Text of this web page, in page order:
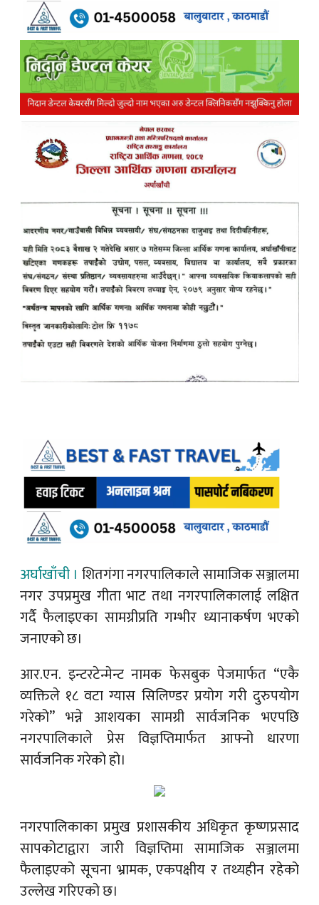
अर्घाखाँची । शितगंगा नगरपालिकाले सामाजिक सञ्जालमा
नगर उपप्रमुख गीता भाट तथा नगरपालिकालाई लक्षित
गर्दै फैलाइएका सामग्रीप्रति गम्भीर ध्यानाकर्षण भएको
जनाएको छ।
आर.एन. इन्टरटेन्मेन्ट नामक फेसबुक पेजमार्फत “एकै
व्यक्तिले १८ वटा ग्यास सिलिण्डर प्रयोग गरी दुरुपयोग
गरेको” भन्ने आशयका सामग्री सार्वजनिक भएपछि
नगरपालिकाले प्रेस विज्ञप्तिमार्फत आफ्नो धारणा
सार्वजनिक गरेको हो।
नगरपालिकाका प्रमुख प्रशासकीय अधिकृत कृष्णप्रसाद
सापकोटाद्वारा जारी विज्ञप्तिमा सामाजिक सञ्जालमा
फैलाइएको सूचना भ्रामक, एकपक्षीय र तथ्यहीन रहेको
उल्लेख गरिएको छ।